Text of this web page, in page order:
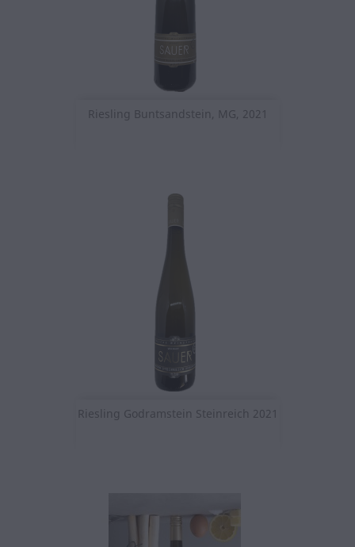
Riesling Buntsandstein, MG, 2021
Riesling Godramstein Steinreich 2021